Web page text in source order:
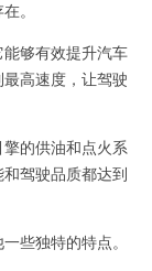
。
够有效提升汽车
高速度，让驾驶
的供油和点火系
驾驶品质都达到
些独特的特点。